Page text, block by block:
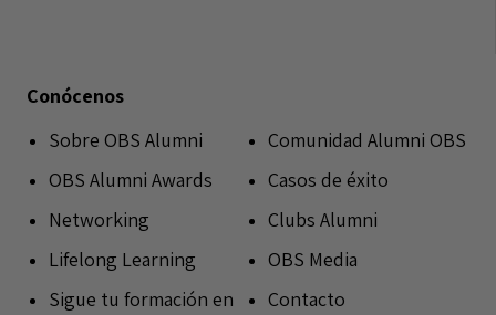
Conócenos
Sobre OBS Alumni
OBS Alumni Awards
Networking
Lifelong Learning
Sigue tu formación en
Comunidad Alumni OBS
Casos de éxito
Clubs Alumni
OBS Media
Contacto